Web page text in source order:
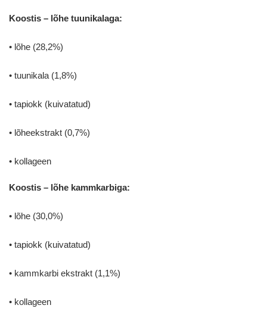
Koostis – lõhe tuunikalaga:
• lõhe (28,2%)
• tuunikala (1,8%)
• tapiokk (kuivatatud)
• lõheekstrakt (0,7%)
• kollageen
Koostis – lõhe kammkarbiga:
• lõhe (30,0%)
• tapiokk (kuivatatud)
• kammkarbi ekstrakt (1,1%)
• kollageen